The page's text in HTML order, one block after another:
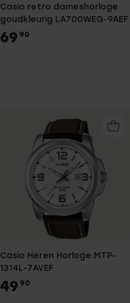
Casio retro dameshorloge
goudkleurig LA700WEG-9AEF
69 90
Casio Heren Horloge MTP-
1314L-7AVEF
49 90